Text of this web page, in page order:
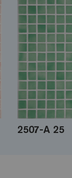
2507-A 25